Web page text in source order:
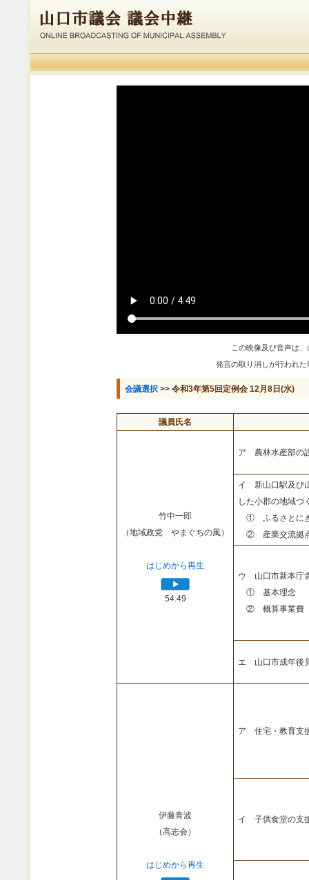
この映像及び音声は
発言の取り消しが行われ
会議選択 >> 令和3年第5回定例会 12月8日(水)
議員氏名
竹中一郎
（地域政党 やまぐちの風）
はじめから再生
54:49
ア 農林水産部の
イ 新山口駅及び
した小郡の地域づ
① ふるさとにぎ
② 産業交流拠点
ウ 山口市新本庁
① 基本理念
② 概算事業費
エ 山口市成年後
伊藤青波
（高志会）
はじめから再生
ア 住宅・教育支
イ 子供食堂の支